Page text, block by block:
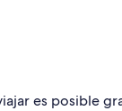
es posible